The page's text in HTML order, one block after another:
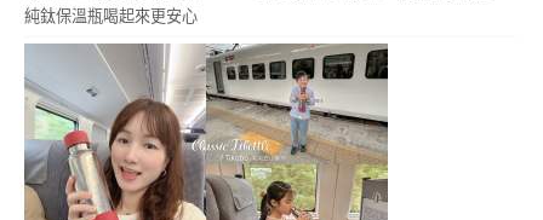
純鈦保溫瓶喝起來更安心